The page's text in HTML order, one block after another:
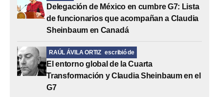
Delegación de México en cumbre G7: Lista
de funcionarios que acompañan a Claudia
Sheinbaum en Canadá
RAÚL ÁVILA ORTIZ escribió de
El entorno global de la Cuarta
Transformación y Claudia Sheinbaum en el
G7